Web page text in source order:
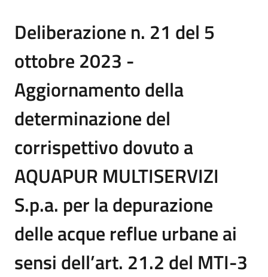
Deliberazione n. 21 del 5
ottobre 2023 -
Aggiornamento della
determinazione del
corrispettivo dovuto a
AQUAPUR MULTISERVIZI
S.p.a. per la depurazione
delle acque reflue urbane ai
sensi dell’art. 21.2 del MTI-3